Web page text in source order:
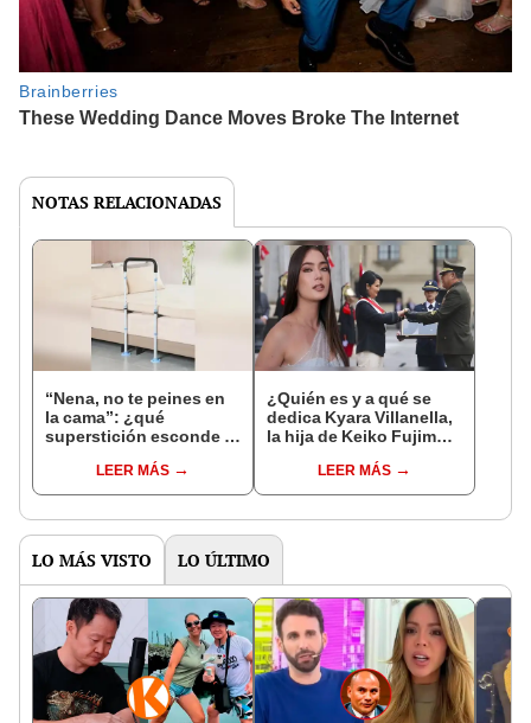
NOTAS RELACIONADAS
“Nena, no te peines en
la cama”: ¿qué
superstición esconde la
Enanitos Verdes?
LEER MÁS
¿Quién es y a qué se
dedica Kyara Villanella,
la hija de Keiko Fujimori
nivel nacional?
LEER MÁS
LO MÁS VISTO LO ÚLTIMO